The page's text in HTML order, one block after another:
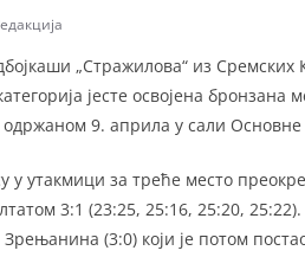
„Стражилова“ из
јесте освојена
9. априла у сали Основне
у утакмици за треће место
3:1 (23:25, 25:16, 25:20,
(3:0) који је потом